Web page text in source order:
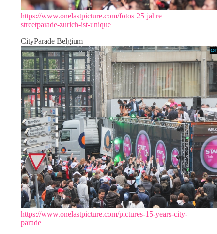
https://www.onelastpicture.com/fotos-25-jahre-
streetparade-zurich-ist-unique
CityParade Belgium
https://www.onelastpicture.com/pictures-15-years-city-
parade